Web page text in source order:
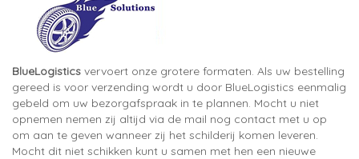
BlueLogistics vervoert onze grotere formaten. Als uw bestelling
gereed is voor verzending wordt u door BlueLogistics eenmalig
gebeld om uw bezorgafspraak in te plannen. Mocht u niet
opnemen nemen zij altijd via de mail nog contact met u op
om aan te geven wanneer zij het schilderij komen leveren.
Mocht dit niet schikken kunt u samen met hen een nieuwe